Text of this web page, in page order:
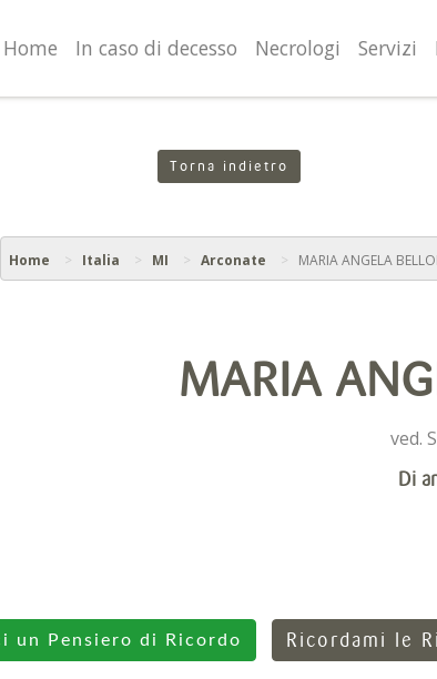
Home In caso di decesso Necrologi Servizi
Torna indietro
Home Italia MI Arconate MARIA ANGELA
MARIA
ved.
Di
un Pensiero di Ricordo Ricordami le
di cookie necessari al funzionamento ed utili
la navigazione in altra maniera,